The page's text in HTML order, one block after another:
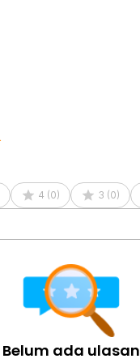
4 (0) 3 (0)
Belum ada ulasan